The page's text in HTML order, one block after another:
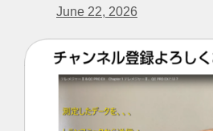
June 22, 2026